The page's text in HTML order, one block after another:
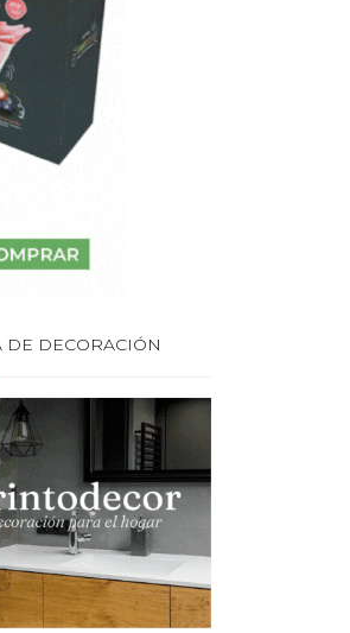
DE DECORACIÓN